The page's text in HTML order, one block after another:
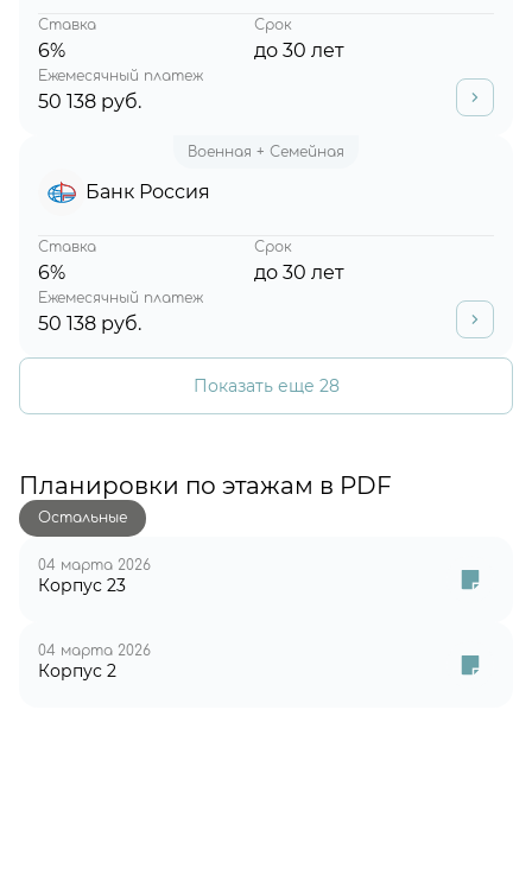
Ставка
6%
Срок
до 30 лет
Ежемесячный платеж
50 138 руб.
Военная + Семейная
Банк Россия
Ставка
6%
Срок
до 30 лет
Ежемесячный платеж
50 138 руб.
Показать еще 28
Планировки по этажам в PDF
Остальные
04 марта 2026
Корпус 23
04 марта 2026
Корпус 2